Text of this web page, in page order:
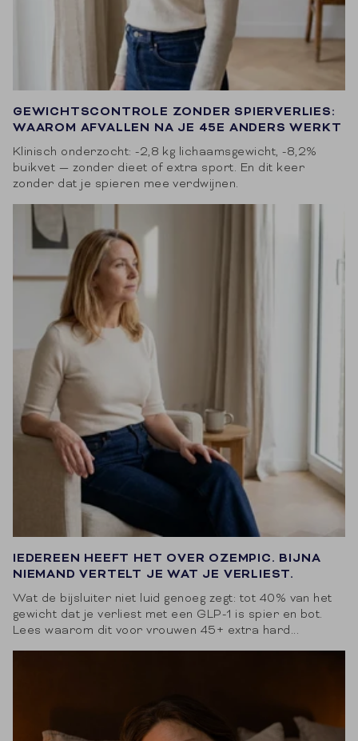
GEWICHTSCONTROLE ZONDER SPIERVERLIES:
WAAROM AFVALLEN NA JE 45E ANDERS WERKT
Klinisch onderzocht: -2,8 kg lichaamsgewicht, -8,2%
buikvet — zonder dieet of extra sport. En dit keer
zonder dat je spieren mee verdwijnen.
IEDEREEN HEEFT HET OVER OZEMPIC. BIJNA
NIEMAND VERTELT JE WAT JE VERLIEST.
Wat de bijsluiter niet luid genoeg zegt: tot 40% van het
gewicht dat je verliest met een GLP-1 is spier en bot.
Lees waarom dit voor vrouwen 45+ extra hard...